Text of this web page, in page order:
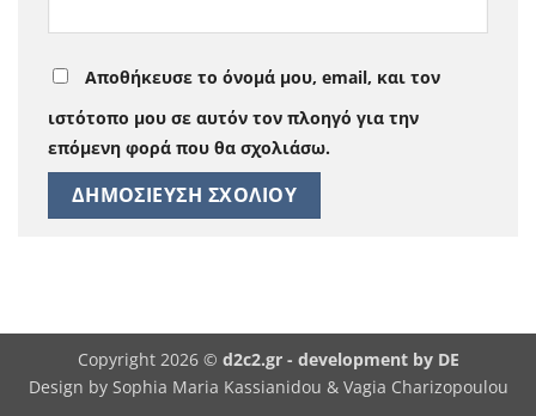
Αποθήκευσε το όνομά μου, email, και τον
ιστότοπο μου σε αυτόν τον πλοηγό για την
επόμενη φορά που θα σχολιάσω.
Copyright 2026 © d2c2.gr - development by DE
Design by Sophia Maria Kassianidou & Vagia Charizopoulou